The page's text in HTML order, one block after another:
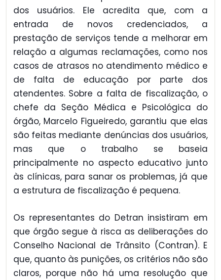
dos usuários. Ele acredita que, com a
entrada de novos credenciados, a
prestação de serviços tende a melhorar em
relação a algumas reclamações, como nos
casos de atrasos no atendimento médico e
de falta de educação por parte dos
atendentes. Sobre a falta de fiscalização, o
chefe da Seção Médica e Psicológica do
órgão, Marcelo Figueiredo, garantiu que elas
são feitas mediante denúncias dos usuários,
mas que o trabalho se baseia
principalmente no aspecto educativo junto
às clínicas, para sanar os problemas, já que
a estrutura de fiscalização é pequena.
Os representantes do Detran insistiram em
que órgão segue à risca as deliberações do
Conselho Nacional de Trânsito (Contran). E
que, quanto às punições, os critérios não são
claros, porque não há uma resolução que